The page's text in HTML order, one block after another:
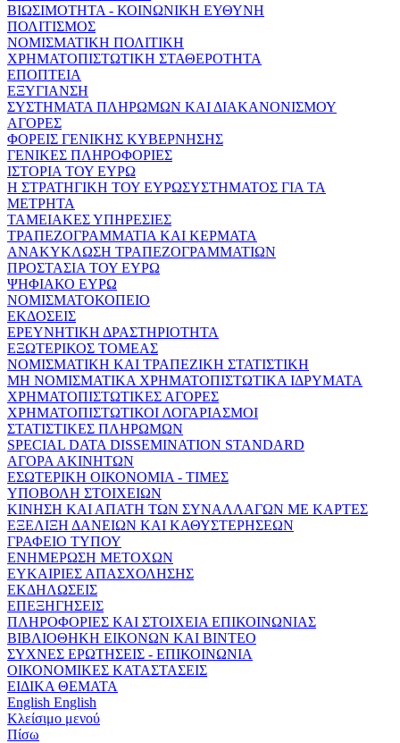
ΒΙΩΣΙΜΟΤΗΤΑ - ΚΟΙΝΩΝΙΚΗ ΕΥΘΥΝΗ
ΠΟΛΙΤΙΣΜΟΣ
ΝΟΜΙΣΜΑΤΙΚΗ ΠΟΛΙΤΙΚΗ
ΧΡΗΜΑΤΟΠΙΣΤΩΤΙΚΗ ΣΤΑΘΕΡΟΤΗΤΑ
ΕΠΟΠΤΕΙΑ
ΕΞΥΓΙΑΝΣΗ
ΣΥΣΤΗΜΑΤΑ ΠΛΗΡΩΜΩΝ ΚΑΙ ΔΙΑΚΑΝΟΝΙΣΜΟΥ
ΑΓΟΡΕΣ
ΦΟΡΕΙΣ ΓΕΝΙΚΗΣ ΚΥΒΕΡΝΗΣΗΣ
ΓΕΝΙΚΕΣ ΠΛΗΡΟΦΟΡΙΕΣ
ΙΣΤΟΡΙΑ ΤΟΥ ΕΥΡΩ
Η ΣΤΡΑΤΗΓΙΚΗ ΤΟΥ ΕΥΡΩΣΥΣΤΗΜΑΤΟΣ ΓΙΑ ΤΑ
ΜΕΤΡΗΤΑ
ΤΑΜΕΙΑΚΕΣ ΥΠΗΡΕΣΙΕΣ
ΤΡΑΠΕΖΟΓΡΑΜΜΑΤΙΑ ΚΑΙ ΚΕΡΜΑΤΑ
ΑΝΑΚΥΚΛΩΣΗ ΤΡΑΠΕΖΟΓΡΑΜΜΑΤΙΩΝ
ΠΡΟΣΤΑΣΙΑ ΤΟΥ ΕΥΡΩ
ΨΗΦΙΑΚΟ ΕΥΡΩ
ΝΟΜΙΣΜΑΤΟΚΟΠΕΙΟ
ΕΚΔΟΣΕΙΣ
ΕΡΕΥΝΗΤΙΚΗ ΔΡΑΣΤΗΡΙΟΤΗΤΑ
ΕΞΩΤΕΡΙΚΟΣ ΤΟΜΕΑΣ
ΝΟΜΙΣΜΑΤΙΚΗ ΚΑΙ ΤΡΑΠΕΖΙΚΗ ΣΤΑΤΙΣΤΙΚΗ
ΜΗ ΝΟΜΙΣΜΑΤΙΚΑ ΧΡΗΜΑΤΟΠΙΣΤΩΤΙΚΑ ΙΔΡΥΜΑΤΑ
ΧΡΗΜΑΤΟΠΙΣΤΩΤΙΚΕΣ ΑΓΟΡΕΣ
ΧΡΗΜΑΤΟΠΙΣΤΩΤΙΚΟΙ ΛΟΓΑΡΙΑΣΜΟΙ
ΣΤΑΤΙΣΤΙΚΕΣ ΠΛΗΡΩΜΩΝ
SPECIAL DATA DISSEMINATION STANDARD
ΑΓΟΡΑ ΑΚΙΝΗΤΩΝ
ΕΣΩΤΕΡΙΚΗ ΟΙΚΟΝΟΜΙΑ - ΤΙΜΕΣ
ΥΠΟΒΟΛΗ ΣΤΟΙΧΕΙΩΝ
ΚΙΝΗΣΗ ΚΑΙ ΑΠΑΤΗ ΤΩΝ ΣΥΝΑΛΛΑΓΩΝ ΜΕ ΚΑΡΤΕΣ
ΕΞΕΛΙΞΗ ΔΑΝΕΙΩΝ ΚΑΙ ΚΑΘΥΣΤΕΡΗΣΕΩΝ
ΓΡΑΦΕΙΟ ΤΥΠΟΥ
ΕΝΗΜΕΡΩΣΗ ΜΕΤΟΧΩΝ
ΕΥΚΑΙΡΙΕΣ ΑΠΑΣΧΟΛΗΣΗΣ
ΕΚΔΗΛΩΣΕΙΣ
ΕΠΕΞΗΓΗΣΕΙΣ
ΠΛΗΡΟΦΟΡΙΕΣ ΚΑΙ ΣΤΟΙΧΕΙΑ ΕΠΙΚΟΙΝΩΝΙΑΣ
ΒΙΒΛΙΟΘΗΚΗ ΕΙΚΟΝΩΝ ΚΑΙ ΒΙΝΤΕΟ
ΣΥΧΝΕΣ ΕΡΩΤΗΣΕΙΣ - ΕΠΙΚΟΙΝΩΝΙΑ
ΟΙΚΟΝΟΜΙΚΕΣ ΚΑΤΑΣΤΑΣΕΙΣ
ΕΙΔΙΚΑ ΘΕΜΑΤΑ
English English
Κλείσιμο μενού
Πίσω